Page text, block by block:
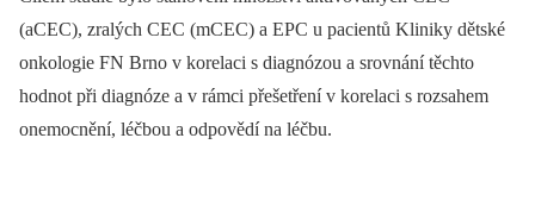
(aCEC), zralých CEC (mCEC) a EPC u pacientů Kliniky dětské
onkologie FN Brno v korelaci s diagnózou a srovnání těchto
hodnot při diagnóze a v rámci přešetření v korelaci s rozsahem
onemocnění, léčbou a odpovědí na léčbu.